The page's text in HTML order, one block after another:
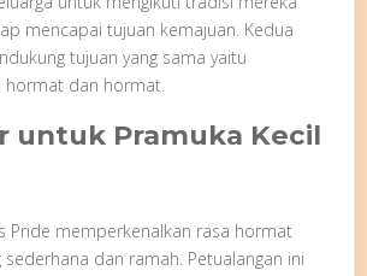
mencapai tujuan kemajuan. Kedua
tujuan yang sama yaitu
hormat dan hormat.
untuk Pramuka Kecil
Pride memperkenalkan rasa hormat
sederhana dan ramah. Petualangan ini